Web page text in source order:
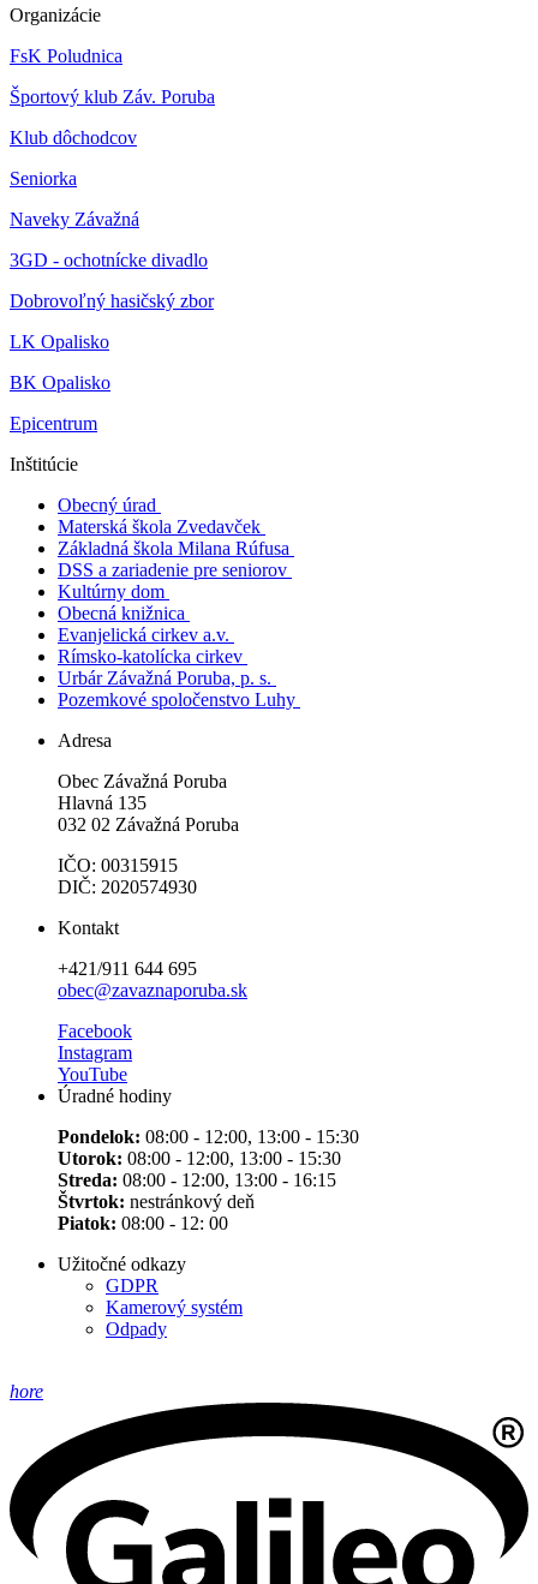
Organizácie
FsK Poludnica
Športový klub Záv. Poruba
Klub dôchodcov
Seniorka
Naveky Závažná
3GD - ochotnícke divadlo
Dobrovoľný hasičský zbor
LK Opalisko
BK Opalisko
Epicentrum
Inštitúcie
Obecný úrad
Materská škola Zvedavček
Základná škola Milana Rúfusa
DSS a zariadenie pre seniorov
Kultúrny dom
Obecná knižnica
Evanjelická cirkev a.v.
Rímsko-katolícka cirkev
Urbár Závažná Poruba, p. s.
Pozemkové spoločenstvo Luhy
Adresa
Obec Závažná Poruba
Hlavná 135
032 02 Závažná Poruba
IČO: 00315915
DIČ: 2020574930
Kontakt
+421/911 644 695
obec@zavaznaporuba.sk
Facebook
Instagram
YouTube
Úradné hodiny
Pondelok: 08:00 - 12:00, 13:00 - 15:30
Utorok: 08:00 - 12:00, 13:00 - 15:30
Streda: 08:00 - 12:00, 13:00 - 16:15
Štvrtok: nestránkový deň
Piatok: 08:00 - 12: 00
Užitočné odkazy
GDPR
Kamerový systém
Odpady
hore